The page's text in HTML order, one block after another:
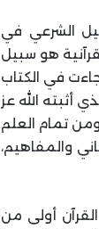
الشرعي في
هو سبيل
في الكتاب
أثبته الله عز
تمام العلم
والمفاهيم،
أولى من